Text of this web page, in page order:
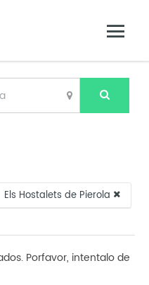
Els Hostalets de Pierola
Porfavor, intentalo de